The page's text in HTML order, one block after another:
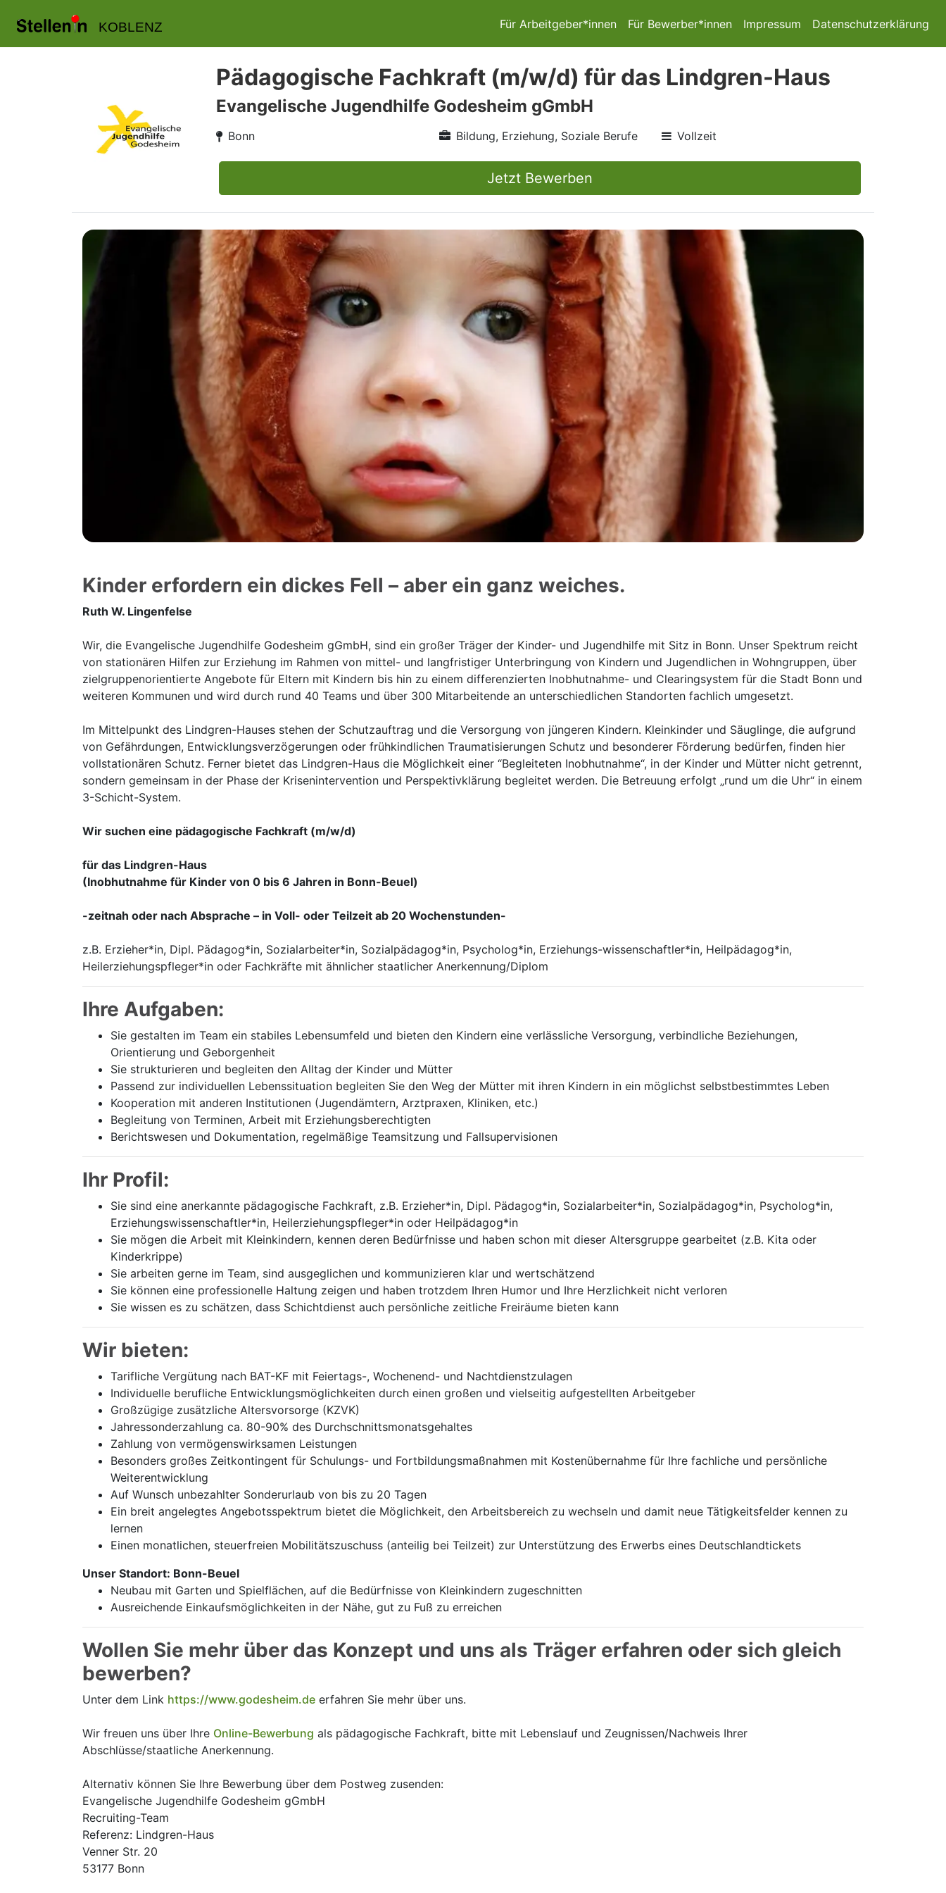
KOBLENZ Für Arbeitgeber*innen Für Bewerber*innen Impressum Datenschutzerklärung
Pädagogische Fachkraft (m/w/d) für das Lindgren-Haus
Evangelische Jugendhilfe Godesheim gGmbH
Bonn Bildung, Erziehung, Soziale Berufe Vollzeit
Jetzt Bewerben
Kinder erfordern ein dickes Fell – aber ein ganz weiches.
Ruth W. Lingenfelse
Wir, die Evangelische Jugendhilfe Godesheim gGmbH, sind ein großer Träger der Kinder- und Jugendhilfe mit Sitz in Bonn. Unser Spektrum reicht
von stationären Hilfen zur Erziehung im Rahmen von mittel- und langfristiger Unterbringung von Kindern und Jugendlichen in Wohngruppen, über
zielgruppenorientierte Angebote für Eltern mit Kindern bis hin zu einem differenzierten Inobhutnahme- und Clearingsystem für die Stadt Bonn und
weiteren Kommunen und wird durch rund 40 Teams und über 300 Mitarbeitende an unterschiedlichen Standorten fachlich umgesetzt.
Im Mittelpunkt des Lindgren-Hauses stehen der Schutzauftrag und die Versorgung von jüngeren Kindern. Kleinkinder und Säuglinge, die aufgrund
von Gefährdungen, Entwicklungsverzögerungen oder frühkindlichen Traumatisierungen Schutz und besonderer Förderung bedürfen, finden hier
vollstationären Schutz. Ferner bietet das Lindgren-Haus die Möglichkeit einer “Begleiteten Inobhutnahme“, in der Kinder und Mütter nicht getrennt,
sondern gemeinsam in der Phase der Krisenintervention und Perspektivklärung begleitet werden. Die Betreuung erfolgt „rund um die Uhr“ in einem
3-Schicht-System.
Wir suchen eine pädagogische Fachkraft (m/w/d)
für das Lindgren-Haus
(Inobhutnahme für Kinder von 0 bis 6 Jahren in Bonn-Beuel)
-zeitnah oder nach Absprache – in Voll- oder Teilzeit ab 20 Wochenstunden-
z.B. Erzieher*in, Dipl. Pädagog*in, Sozialarbeiter*in, Sozialpädagog*in, Psycholog*in, Erziehungs-wissenschaftler*in, Heilpädagog*in,
Heilerziehungspfleger*in oder Fachkräfte mit ähnlicher staatlicher Anerkennung/Diplom
Ihre Aufgaben:
Sie gestalten im Team ein stabiles Lebensumfeld und bieten den Kindern eine verlässliche Versorgung, verbindliche Beziehungen,
Orientierung und Geborgenheit
Sie strukturieren und begleiten den Alltag der Kinder und Mütter
Passend zur individuellen Lebenssituation begleiten Sie den Weg der Mütter mit ihren Kindern in ein möglichst selbstbestimmtes Leben
Kooperation mit anderen Institutionen (Jugendämtern, Arztpraxen, Kliniken, etc.)
Begleitung von Terminen, Arbeit mit Erziehungsberechtigten
Berichtswesen und Dokumentation, regelmäßige Teamsitzung und Fallsupervisionen
Ihr Profil:
Sie sind eine anerkannte pädagogische Fachkraft, z.B. Erzieher*in, Dipl. Pädagog*in, Sozialarbeiter*in, Sozialpädagog*in, Psycholog*in,
Erziehungswissenschaftler*in, Heilerziehungspfleger*in oder Heilpädagog*in
Sie mögen die Arbeit mit Kleinkindern, kennen deren Bedürfnisse und haben schon mit dieser Altersgruppe gearbeitet (z.B. Kita oder
Kinderkrippe)
Sie arbeiten gerne im Team, sind ausgeglichen und kommunizieren klar und wertschätzend
Sie können eine professionelle Haltung zeigen und haben trotzdem Ihren Humor und Ihre Herzlichkeit nicht verloren
Sie wissen es zu schätzen, dass Schichtdienst auch persönliche zeitliche Freiräume bieten kann
Wir bieten:
Tarifliche Vergütung nach BAT-KF mit Feiertags-, Wochenend- und Nachtdienstzulagen
Individuelle berufliche Entwicklungsmöglichkeiten durch einen großen und vielseitig aufgestellten Arbeitgeber
Großzügige zusätzliche Altersvorsorge (KZVK)
Jahressonderzahlung ca. 80-90% des Durchschnittsmonatsgehaltes
Zahlung von vermögenswirksamen Leistungen
Besonders großes Zeitkontingent für Schulungs- und Fortbildungsmaßnahmen mit Kostenübernahme für Ihre fachliche und persönliche
Weiterentwicklung
Auf Wunsch unbezahlter Sonderurlaub von bis zu 20 Tagen
Ein breit angelegtes Angebotsspektrum bietet die Möglichkeit, den Arbeitsbereich zu wechseln und damit neue Tätigkeitsfelder kennen zu
lernen
Einen monatlichen, steuerfreien Mobilitätszuschuss (anteilig bei Teilzeit) zur Unterstützung des Erwerbs eines Deutschlandtickets
Unser Standort: Bonn-Beuel
Neubau mit Garten und Spielflächen, auf die Bedürfnisse von Kleinkindern zugeschnitten
Ausreichende Einkaufsmöglichkeiten in der Nähe, gut zu Fuß zu erreichen
Wollen Sie mehr über das Konzept und uns als Träger erfahren oder sich gleich
bewerben?
Unter dem Link https://www.godesheim.de erfahren Sie mehr über uns.
Wir freuen uns über Ihre Online-Bewerbung als pädagogische Fachkraft, bitte mit Lebenslauf und Zeugnissen/Nachweis Ihrer
Abschlüsse/staatliche Anerkennung.
Alternativ können Sie Ihre Bewerbung über dem Postweg zusenden:
Evangelische Jugendhilfe Godesheim gGmbH
Recruiting-Team
Referenz: Lindgren-Haus
Venner Str. 20
53177 Bonn